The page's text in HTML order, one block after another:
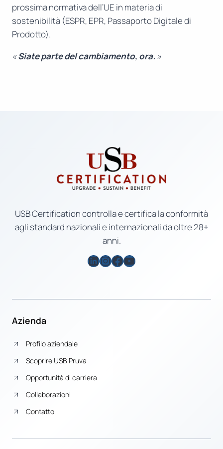
prossima normativa dell’UE in materia di
sostenibilità (ESPR, EPR, Passaporto Digitale di
Prodotto).
«Siate parte del cambiamento, ora. »
USB Certification controlla e certifica la conformità
agli standard nazionali e internazionali da oltre 28+
anni.
LinkedIn
Instagram
Facebook
YouTube
Azienda
Profilo aziendale
Scoprire USB Pruva
Opportunità di carriera
Collaborazioni
Contatto